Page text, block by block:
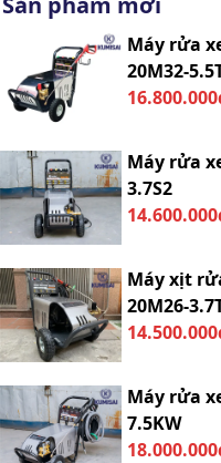
Máy rửa
20M32-
Máy rửa
3.7S2
Máy xịt
20M26-
Máy rửa
7.5KW